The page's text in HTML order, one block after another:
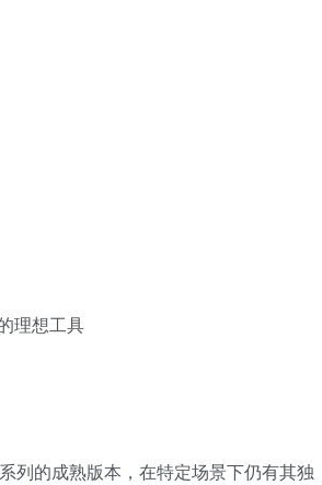
理想工具
列的成熟版本，在特定场景下仍有其独